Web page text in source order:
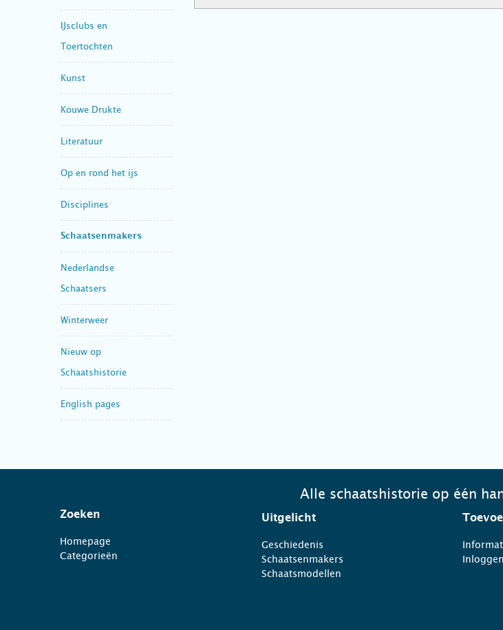
IJsclubs en
Toertochten
Kunst
Kouwe Drukte
Literatuur
Op en rond het ijs
Disciplines
Schaatsenmakers
Nederlandse
Schaatsers
Winterweer
Nieuw op
Schaatshistorie
English pages
Alle schaatshistorie op één
Zoeken
Homepage
Categorieën
Uitgelicht
Geschiedenis
Schaatsenmakers
Schaatsmodellen
Inloggen